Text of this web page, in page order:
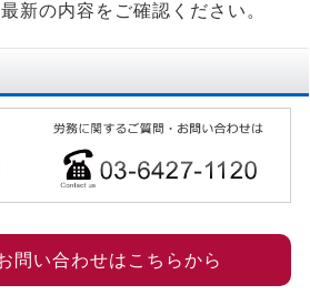
新の内容をご確認ください。
問い合わせはこちらから